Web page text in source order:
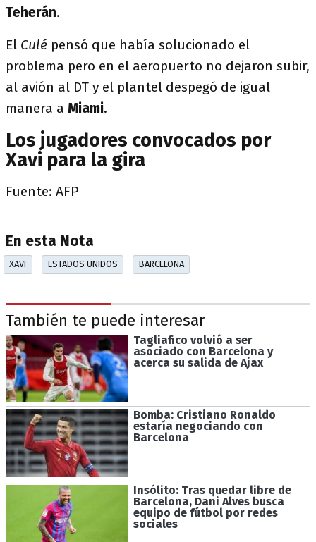
Teherán.
El Culé pensó que había solucionado el
problema pero en el aeropuerto no dejaron subir,
al avión al DT y el plantel despegó de igual
manera a Miami.
Los jugadores convocados por
Xavi para la gira
Fuente: AFP
En esta Nota
XAVI ESTADOS UNIDOS BARCELONA
También te puede interesar
Tagliafico volvió a ser
asociado con Barcelona y
acerca su salida de Ajax
Bomba: Cristiano Ronaldo
estaría negociando con
Barcelona
Insólito: Tras quedar libre de
Barcelona, Dani Alves busca
equipo de fútbol por redes
sociales